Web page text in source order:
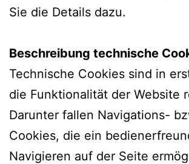
Sie die Details dazu.
Beschreibung technische
Technische Cookies sind in
die Funktionalität der Website
Darunter fallen Navigations-
Cookies, die ein
Navigieren auf der Seite